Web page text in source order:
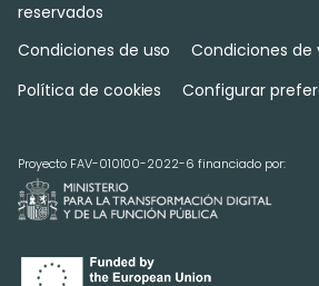
reservados
Condiciones de uso
Condiciones de
Política de cookies
Configurar
Proyecto FAV-010100-2022-6 financiado por: